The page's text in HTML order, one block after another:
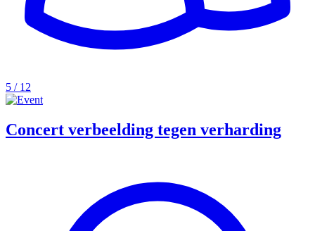
5 / 12
Concert verbeelding tegen verharding